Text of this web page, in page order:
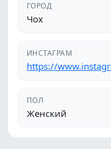
ГОРОД
Чох
ИНСТАГРАМ
https://
ПОЛ
Женский